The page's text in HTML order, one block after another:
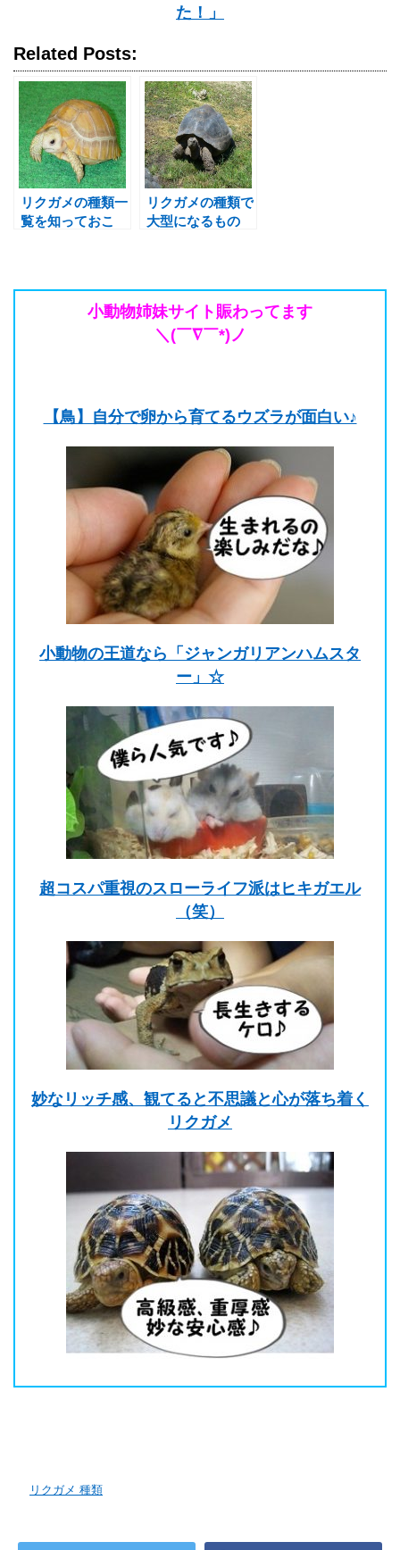
た！」
Related Posts:
リクガメの種類一
覧を知っておこ
リクガメの種類で
大型になるもの
小動物姉妹サイト賑わってます
＼(￣∇￣*)ノ
【鳥】自分で卵から育てるウズラが面白い♪
小動物の王道なら「ジャンガリアンハムスタ
ー」☆
超コスパ重視のスローライフ派はヒキガエル
（笑）
妙なリッチ感、観てると不思議と心が落ち着く
リクガメ
リクガメ 種類